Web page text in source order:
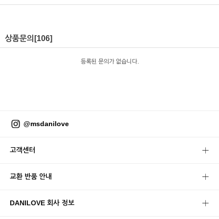
상품문의 [106]
등록된 문의가 없습니다.
@msdanilove
고객센터
교환 반품 안내
DANILOVE 회사 정보